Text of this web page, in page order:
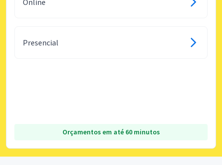
Online
Presencial
Orçamentos em até 60 minutos